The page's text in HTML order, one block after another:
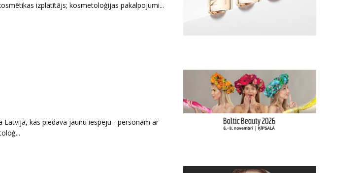
izplatītājs; kosmetoloģijas pakalpojumi...
kas piedāvā jaunu iespēju - personām ar